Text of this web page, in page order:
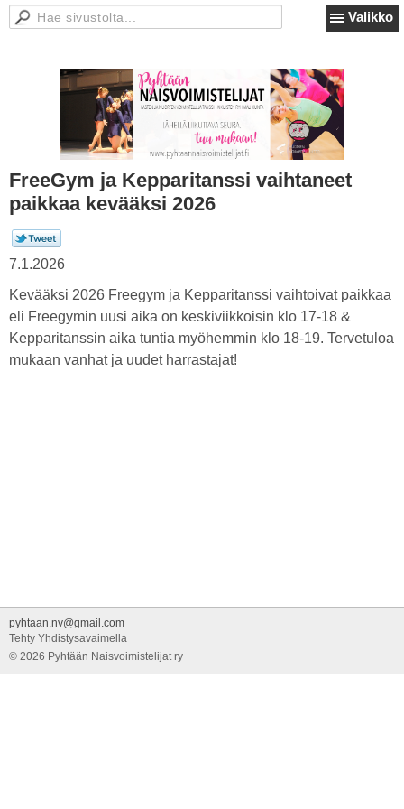
Valikko
FreeGym ja Kepparitanssi vaihtaneet
paikkaa kevääksi 2026
7.1.2026
Kevääksi 2026 Freegym ja Kepparitanssi vaihtoivat paikkaa
eli Freegymin uusi aika on keskiviikkoisin klo 17-18 &
Kepparitanssin aika tuntia myöhemmin klo 18-19. Tervetuloa
mukaan vanhat ja uudet harrastajat!
pyhtaan.nv@gmail.com
Tehty Yhdistysavaimella
© 2026 Pyhtään Naisvoimistelijat ry